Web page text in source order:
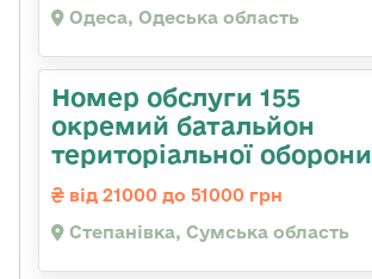
Одеса, Одеська область
Номер обслуги 155
окремий батальйон
територіальної оборони
від 21000 до 51000 грн
Степанівка, Сумська область